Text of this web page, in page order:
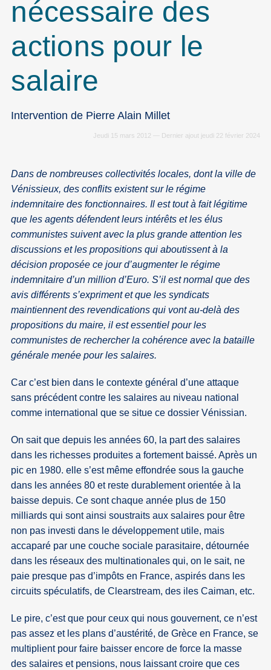
nécessaire des
actions pour le
salaire
Intervention de Pierre Alain Millet
Jeudi 15 mars 2012 — Dernier ajout jeudi 22 février 2024
Dans de nombreuses collectivités locales, dont la ville de
Vénissieux, des conflits existent sur le régime
indemnitaire des fonctionnaires. Il est tout à fait légitime
que les agents défendent leurs intérêts et les élus
communistes suivent avec la plus grande attention les
discussions et les propositions qui aboutissent à la
décision proposée ce jour d’augmenter le régime
indemnitaire d’un million d’Euro. S’il est normal que des
avis différents s’expriment et que les syndicats
maintiennent des revendications qui vont au-delà des
propositions du maire, il est essentiel pour les
communistes de rechercher la cohérence avec la bataille
générale menée pour les salaires.
Car c’est bien dans le contexte général d’une attaque
sans précédent contre les salaires au niveau national
comme international que se situe ce dossier Vénissian.
On sait que depuis les années 60, la part des salaires
dans les richesses produites a fortement baissé. Après un
pic en 1980. elle s’est même effondrée sous la gauche
dans les années 80 et reste durablement orientée à la
baisse depuis. Ce sont chaque année plus de 150
milliards qui sont ainsi soustraits aux salaires pour être
non pas investi dans le développement utile, mais
accaparé par une couche sociale parasitaire, détournée
dans les réseaux des multinationales qui, on le sait, ne
paie presque pas d’impôts en France, aspirés dans les
circuits spéculatifs, de Clearstream, des iles Caiman, etc.
Le pire, c’est que pour ceux qui nous gouvernent, ce n’est
pas assez et les plans d’austérité, de Grèce en France, se
multiplient pour faire baisser encore de force la masse
des salaires et pensions, nous laissant croire que ces